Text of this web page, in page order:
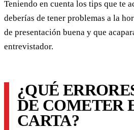
Teniendo en cuenta los tips que te
deberías de tener problemas a la
de presentación buena y que
entrevistador.
¿QUÉ
DE COMETER
CARTA?